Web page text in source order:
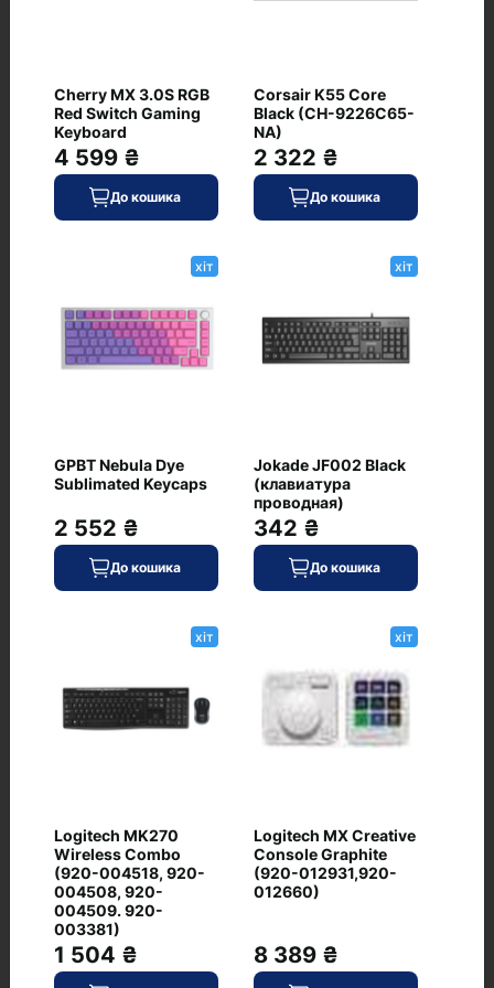
Apple Magic Keyboard
with Touch ID for Mac
models with Apple silicon
USB-C (MXCK3) (EU)
0
6 999 ₴
В наявності
Код: WT-5250
Cherry MX 3.0S RGB Red
Switch Gaming Keyboard
4 599 ₴
До кошика
Cherry MX 3.0S RGB
Red Switch Gaming
Keyboard
4 599 ₴
До кошика
Corsair K55 Core
Black (CH-9226C65-
NA)
2 322 ₴
До кошика
хіт
GPBT Nebula Dye
Sublimated Keycaps
2 552 ₴
До кошика
хіт
Jokade JF002 Black
(клавиатура
проводная)
342 ₴
До кошика
хіт
Logitech MK270
Wireless Combo
(920-004518, 920-
004508, 920-
004509. 920-
003381)
1 504 ₴
хіт
Logitech MX Creative
Console Graphite
(920-012931,920-
012660)
8 389 ₴